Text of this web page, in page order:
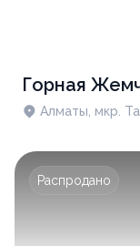
Горная
Алматы, мкр.
Распродано